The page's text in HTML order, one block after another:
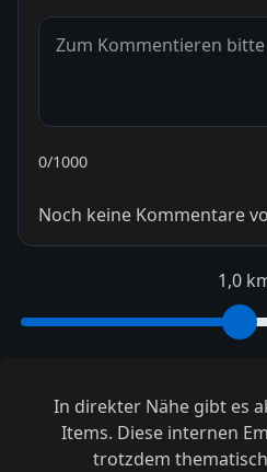
0/1000
Noch keine Kommentare
1,0
In direkter Nähe gibt es
Items. Diese internen
trotzdem